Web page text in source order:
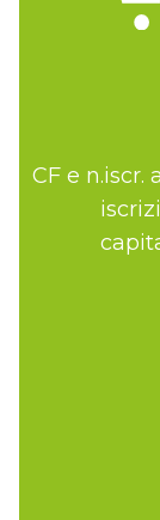
CF e n.iscr.